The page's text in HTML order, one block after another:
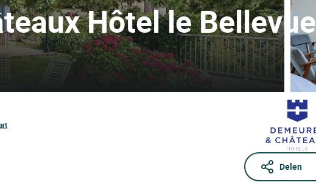
Hôtel le Bellevue
Delen